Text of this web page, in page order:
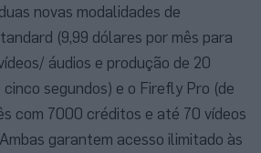
novas modalidades de
(9,99 dólares por mês para
áudios e produção de 20
segundos) e o Firefly Pro (de
com 7000 créditos e até 70 vídeos
garantem acesso ilimitado às